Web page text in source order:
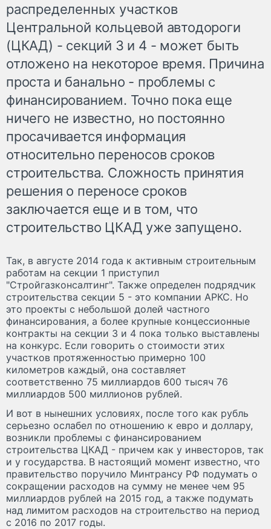
распределенных участков
Центральной кольцевой автодороги
(ЦКАД) - секций 3 и 4 - может быть
отложено на некоторое время. Причина
проста и банально - проблемы с
финансированием. Точно пока еще
ничего не известно, но постоянно
просачивается информация
относительно переносов сроков
строительства. Сложность принятия
решения о переносе сроков
заключается еще и в том, что
строительство ЦКАД уже запущено.
Так, в августе 2014 года к активным строительным
работам на секции 1 приступил
"Стройгазконсалтинг". Также определен подрядчик
строительства секции 5 - это компании АРКС. Но
это проекты с небольшой долей частного
финансирования, а более крупные концессионные
контракты на секции 3 и 4 пока только выставлены
на конкурс. Если говорить о стоимости этих
участков протяженностью примерно 100
километров каждый, она составляет
соответственно 75 миллиардов 600 тысяч 76
миллиардов 500 миллионов рублей.
И вот в нынешних условиях, после того как рубль
серьезно ослабел по отношению к евро и доллару,
возникли проблемы с финансированием
строительства ЦКАД - причем как у инвесторов, так
и у государства. В настоящий момент известно, что
правительство поручило Минтрансу РФ подумать о
сокращении расходов на сумму не менее чем 95
миллиардов рублей на 2015 год, а также подумать
над лимитом расходов на строительство на период
с 2016 по 2017 годы.